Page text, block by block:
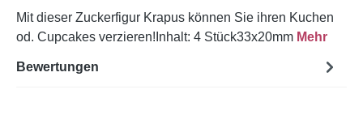
Mit dieser Zuckerfigur Krapus können Sie ihren Kuchen
od. Cupcakes verzieren!Inhalt: 4 Stück33x20mm Mehr
Bewertungen